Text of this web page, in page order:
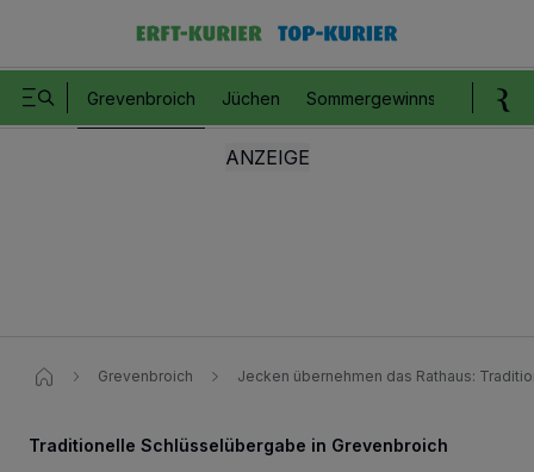
Grevenbroich Jüchen Sommergewinnspiel
Grevenbroich Jecken übernehmen das Rathaus:
Traditionelle Schlüsselübergabe in Grevenbroich